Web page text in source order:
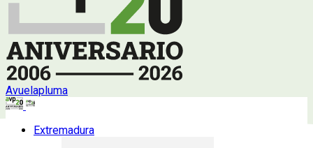
Avuelapluma
Extremadura